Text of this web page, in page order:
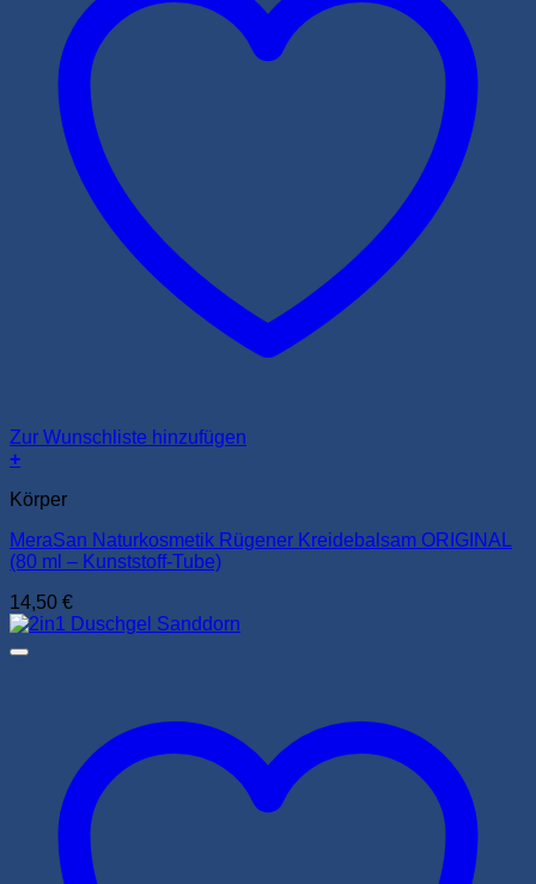
Zur Wunschliste hinzufügen
+
Körper
MeraSan Naturkosmetik Rügener Kreidebalsam ORIGINAL
(80 ml – Kunststoff-Tube)
14,50 €